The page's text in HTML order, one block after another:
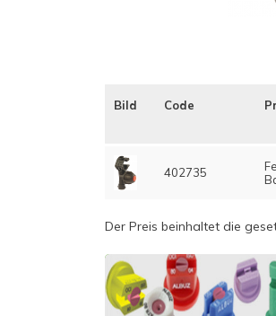
Bild Code
402735
Der Preis beinhaltet die